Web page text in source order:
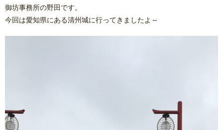
御坊事務所の野田です。
今回は愛知県にある清州城に行ってきましたよ～